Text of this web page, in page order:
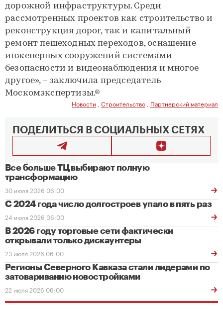
дорожной инфраструктуры. Среди
рассмотренных проектов как строительство и
реконструкция дорог, так и капитальный
ремонт пешеходных переходов, оснащение
инженерных сооружений системами
безопасности и видеонаблюдения и многое
другое», – заключила председатель
Москомэкспертизы.®
Новости Строительство Партнерский материал
ПОДЕЛИТЬСЯ В СОЦИАЛЬНЫХ СЕТЯХ
Все больше ТЦ выбирают полную
трансформацию
30 июля 2026 06:00
С 2024 года число долгостроев упало в пять раз
24 июля 2026 06:00
В 2026 году торговые сети фактически
открывали только дискаунтеры
23 июля 2026 06:00
Регионы Северного Кавказа стали лидерами по
затовариванию новостройками
22 июля 2026 06:00